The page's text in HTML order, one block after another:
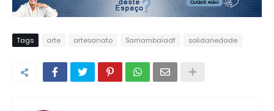
Tags arte artesanato Samambaiadf solidariedade